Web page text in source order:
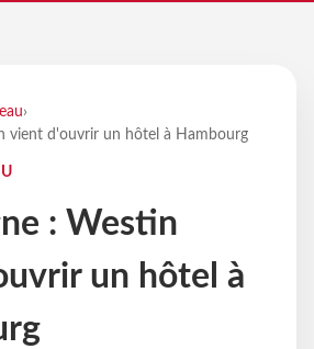
›
vient d'ouvrir un hôtel à Hambourg
: Westin
un hôtel à